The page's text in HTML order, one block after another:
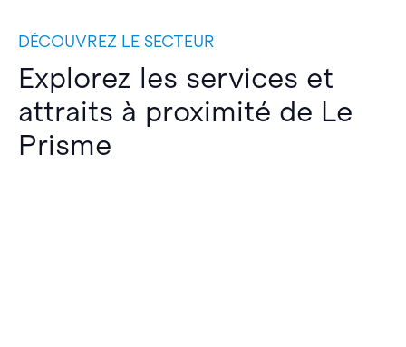
DÉCOUVREZ LE SECTEUR
Explorez les services et
attraits à proximité de Le
Prisme